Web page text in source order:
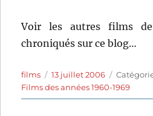
Voir les autres films
chroniqués sur ce blog…
Auteur
films
Publié
le
13 juillet 2006
Films des années 1960-1969